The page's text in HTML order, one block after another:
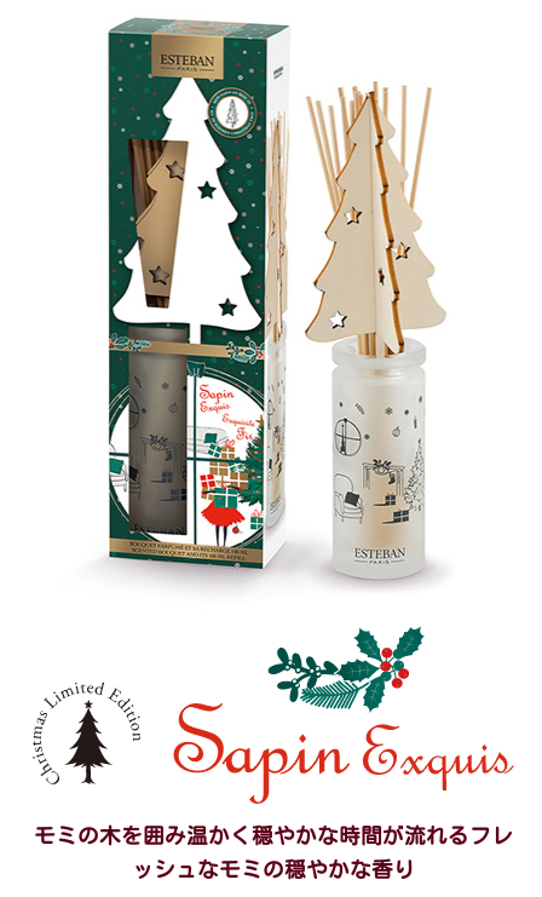
モミの木を囲み温かく穏やかな時間が流れる フレ
ッシュなモミの穏やかな香り